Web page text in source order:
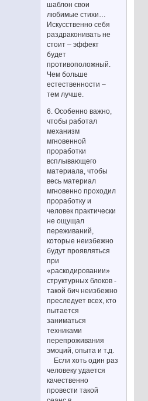
шаблон свои
любимые стихи…
Искусственно себя
раздраконивать не
стоит – эффект
будет
противоположный.
Чем больше
естественности –
тем лучше.
6. Особенно важно,
чтобы работал
механизм
мгновенной
проработки
всплывающего
материала, чтобы
весь материал
мгновенно проходил
проработку и
человек практически
не ощущал
переживаний,
которые неизбежно
будут проявляться
при
«раскодировании»
структурных блоков -
такой бич неизбежно
преследует всех, кто
пытается
заниматься
техниками
перепроживания
эмоций, опыта и т.д.
Если хоть один раз
человеку удается
качественно
провести такой